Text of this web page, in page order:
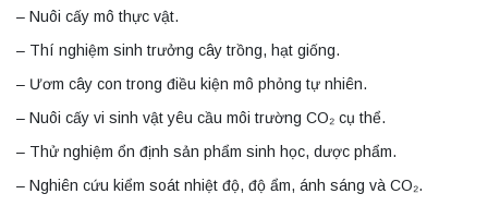
– Nuôi cấy mô thực vật.
– Thí nghiệm sinh trưởng cây trồng, hạt giống.
– Ươm cây con trong điều kiện mô phỏng tự nhiên.
– Nuôi cấy vi sinh vật yêu cầu môi trường CO₂ cụ thể.
– Thử nghiệm ổn định sản phẩm sinh học, dược phẩm.
– Nghiên cứu kiểm soát nhiệt độ, độ ẩm, ánh sáng và CO₂.